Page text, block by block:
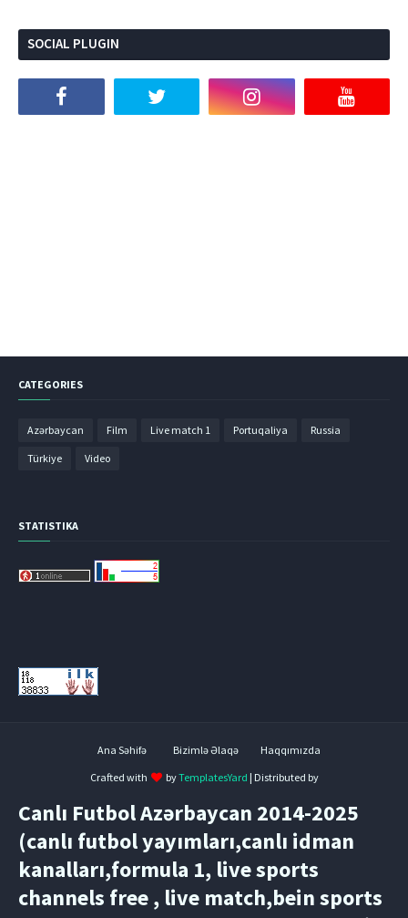
SOCIAL PLUGIN
CATEGORIES
Azərbaycan Film Live match 1 Portuqaliya Russia
Türkiye Video
STATISTIKA
Ana Səhifə Bizimlə Əlaqə
Haqqımızda
Crafted with
byTemplatesYard | Distributed by
Canlı Futbol Azərbaycan 2014-2025
(canlı futbol yayımları,canlı idman
kanalları,formula 1, live sports
channels free , live match,bein sports